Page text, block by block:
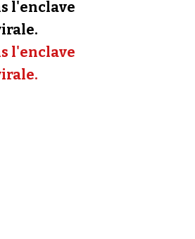
l'enclave
l'enclave